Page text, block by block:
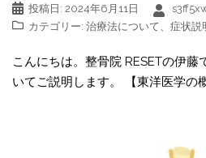
投稿日: 2024年6月11日
カテゴリー: 治療法について 症状説
こんにちは。整骨院 RESETの伊
いてご説明します。 【東洋医学の